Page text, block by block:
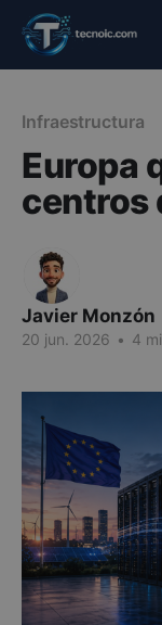
Infraestructura
Europa
centros
Javier Monzón
20 jun. 2026 • 4